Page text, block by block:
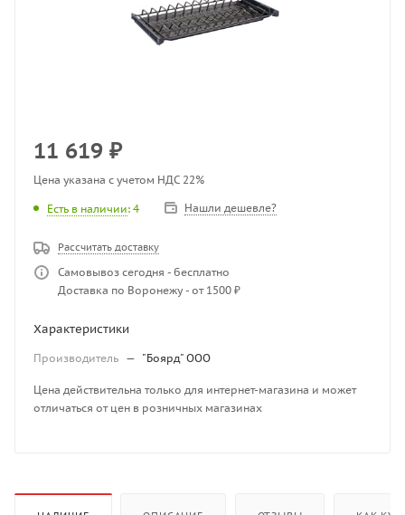
11 619 ₽
Цена указана с учетом НДС 22%
Есть в наличии: 4 Нашли дешевле?
Рассчитать доставку
Самовывоз сегодня - бесплатно
Доставка по Воронежу - от 1500 ₽
Характеристики
Производитель — "Боярд" ООО
Цена действительна только для интернет-магазина и может
отличаться от цен в розничных магазинах